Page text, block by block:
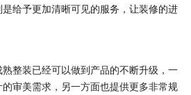
给予更加清晰可见的服务，让装修的进
整装已经可以做到产品的不断升级，一
审美需求，另一方面也提供更多非常规